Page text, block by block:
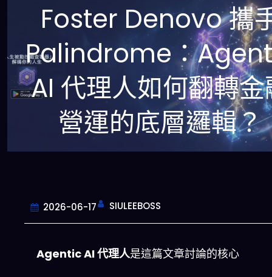
Foster Denovo 攜
Palindrome：
AI 代理人如何翻轉金
營運的底層邏輯？
2026-06-17 SIULEEBOSS
Agentic AI 代理人是這篇文章討論的核心